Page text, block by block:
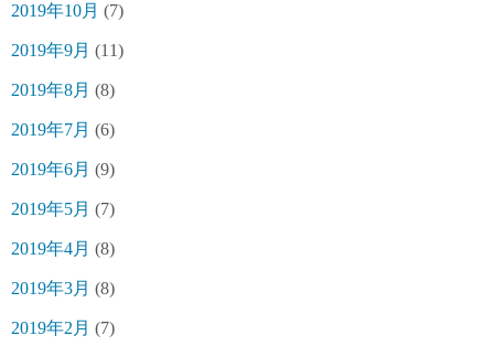
2019年10月 (7)
2019年9月 (11)
2019年8月 (8)
2019年7月 (6)
2019年6月 (9)
2019年5月 (7)
2019年4月 (8)
2019年3月 (8)
2019年2月 (7)